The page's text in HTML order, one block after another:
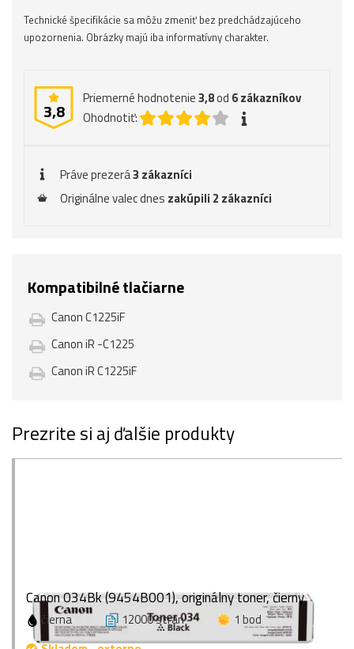
Technické špecifikácie sa môžu zmeniť bez predchádzajúceho
upozornenia. Obrázky majú iba informatívny charakter.
3,8
Priemerné hodnotenie3,8od 6zákazníkov
Ohodnotiť:
Práve prezerá3 zákazníci
Originálne valec dnes zakúpili 2 zákazníci
Kompatibilné tlačiarne
Canon C1225iF
Canon iR -C1225
Canon iR C1225iF
Prezrite si aj ďalšie produkty
Canon 034Bk (9454B001), originálny toner, čierny
čierna 12000 strán
1 bod